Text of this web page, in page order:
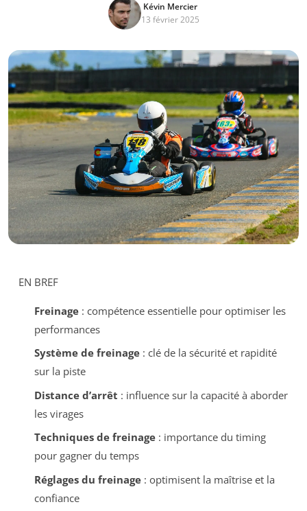
Kévin Mercier
13 février 2025
EN BREF
Freinage: compétence essentielle pour optimiser les
performances
Système de freinage: clé de la sécurité et rapidité
sur la piste
Distance d’arrêt : influence sur la capacité à aborder
les virages
Techniques de freinage: importance du timing
pour gagner du temps
Réglages du freinage: optimisent la maîtrise et la
confiance